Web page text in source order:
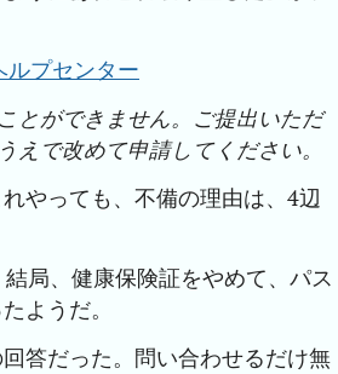
ルプセンター
とができません。ご提出いただ
で改めて申請してください。
やっても、不備の理由は、4辺
局、健康保険証をやめて、パス
ようだ。
答だった。問い合わせるだけ無